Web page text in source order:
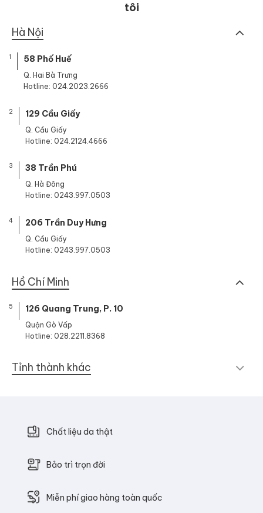
tôi
Hà Nội
1 58 Phố Huế
Q. Hai Bà Trưng
Hotline: 024.2023.2666
2 129 Cầu Giấy
Q. Cầu Giấy
Hotline: 024.2124.4666
3 38 Trần Phú
Q. Hà Đông
Hotline: 0243.997.0503
4 206 Trần Duy Hưng
Q. Cầu Giấy
Hotline: 0243.997.0503
Hồ Chí Minh
5 126 Quang Trung, P. 10
Quận Gò Vấp
Hotline: 028.2211.8368
Tỉnh thành khác
Chất liệu da thật
Bảo trì trọn đời
Miễn phí giao hàng toàn quốc